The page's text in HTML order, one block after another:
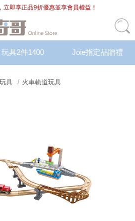
立即享正品9折優惠並享會員權益！
玩具2件1400 Joie指定品贈禮
具 火車軌道玩具